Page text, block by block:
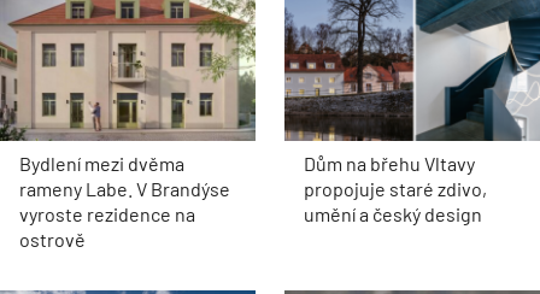
Bydlení mezi dvěma
rameny Labe. V Brandýse
vyroste rezidence na
ostrově
Dům na břehu Vltavy
propojuje staré zdivo,
umění a český design